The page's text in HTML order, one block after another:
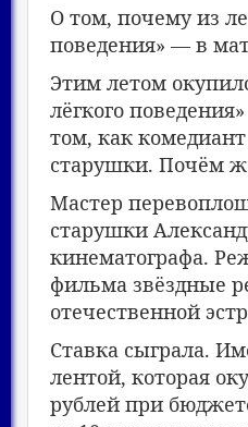
О том, почему из
поведения» — в
Этим летом
лёгкого
том, как
старушки. Почём
Мастер
старушки
кинематографа.
фильма звёздные
отечественной
Ставка сыграла.
лентой, которая
рублей при